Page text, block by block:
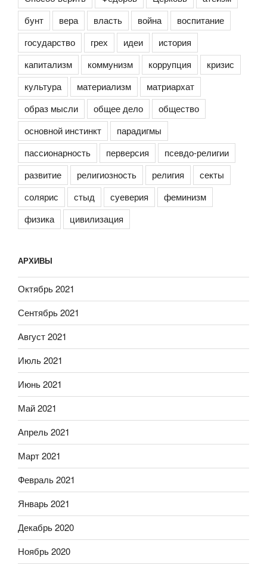
бунт
вера власть война
воспитание
государство
грех идеи
история
капитализм
коммунизм коррупция
кризис
культура
материализм
матриархат
образ мысли
общее дело
общество
основной инстинкт
парадигмы
пассионарность
перверсия
псевдо-религии
развитие
религиозность религия
секты
солярис
стыд суеверия
феминизм
физика
цивилизация
АРХИВЫ
Октябрь 2021
Сентябрь 2021
Август 2021
Июль 2021
Июнь 2021
Май 2021
Апрель 2021
Март 2021
Февраль 2021
Январь 2021
Декабрь 2020
Ноябрь 2020